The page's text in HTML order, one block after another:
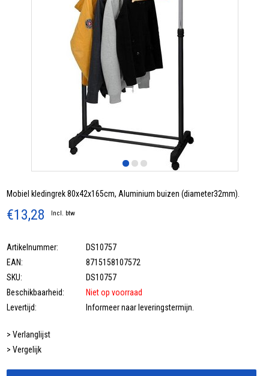
Mobiel kledingrek 80x42x165cm, Aluminium buizen (diameter32mm).
€13,28 Incl. btw
Artikelnummer:
DS10757
EAN:
8715158107572
SKU:
DS10757
Beschikbaarheid:
Niet op voorraad
Levertijd:
Informeer naar leveringstermijn.
> Verlanglijst
> Vergelijk